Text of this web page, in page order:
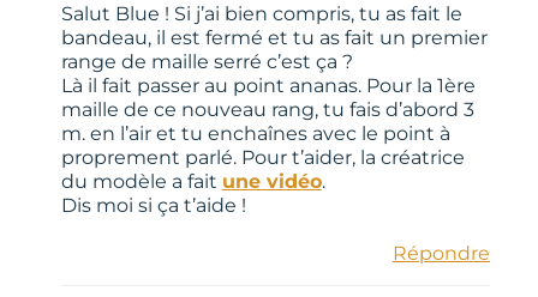
Salut Blue ! Si j’ai bien compris, tu as fait le
bandeau, il est fermé et tu as fait un premier
range de maille serré c’est ça ?
Là il fait passer au point ananas. Pour la 1ère
maille de ce nouveau rang, tu fais d’abord 3
m. en l’air et tu enchaînes avec le point à
proprement parlé. Pour t’aider, la créatrice
du modèle a fait une vidéo.
Dis moi si ça t’aide !
Répondre